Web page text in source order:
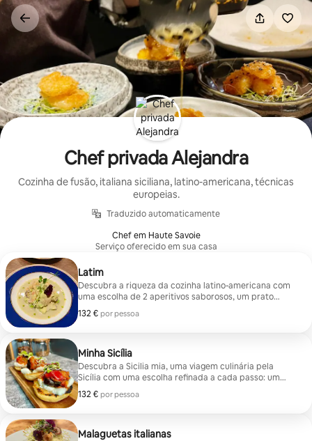
Saltar
para
conteúdo
Chef privada Alejandra
Cozinha de fusão, italiana siciliana, latino-americana, técnicas
europeias.
Traduzido automaticamente
Chef em Haute Savoie
Serviço oferecido em sua casa
Latim
Descubra a riqueza da cozinha latino-americana com
uma escolha de 2 aperitivos saborosos, um prato
principal refinado e uma sobremesa requintada. Cada
passo oferece sabores autênticos, desde bolinhos de
132 € por pessoa
132 € por pessoa
Minha Sicília
Descubra a Sicilia mia, uma viagem culinária pela
Sicília com uma escolha refinada a cada passo: um
aperitivo saboroso, um primeiro prato típico, um prato
principal rico em sabores autênticos e uma sobremesa
132 € por pessoa
132 € por pessoa
Malaguetas italianas